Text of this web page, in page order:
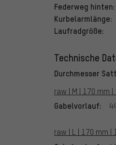
Federweg hinten:
Kurbelarmlänge:
Laufradgröße:
Technische
Durchmesser
raw | M | 170 mm
Gabelvorlauf:
raw | L | 170 mm |